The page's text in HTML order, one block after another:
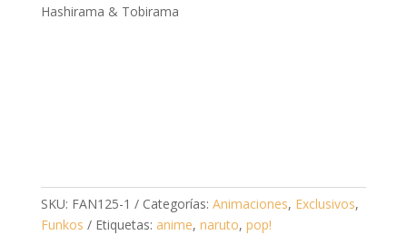
Hashirama & Tobirama
SKU: FAN125-1 Categorías: Animaciones, Exclusivos,
Funkos
Etiquetas: anime, naruto, pop!